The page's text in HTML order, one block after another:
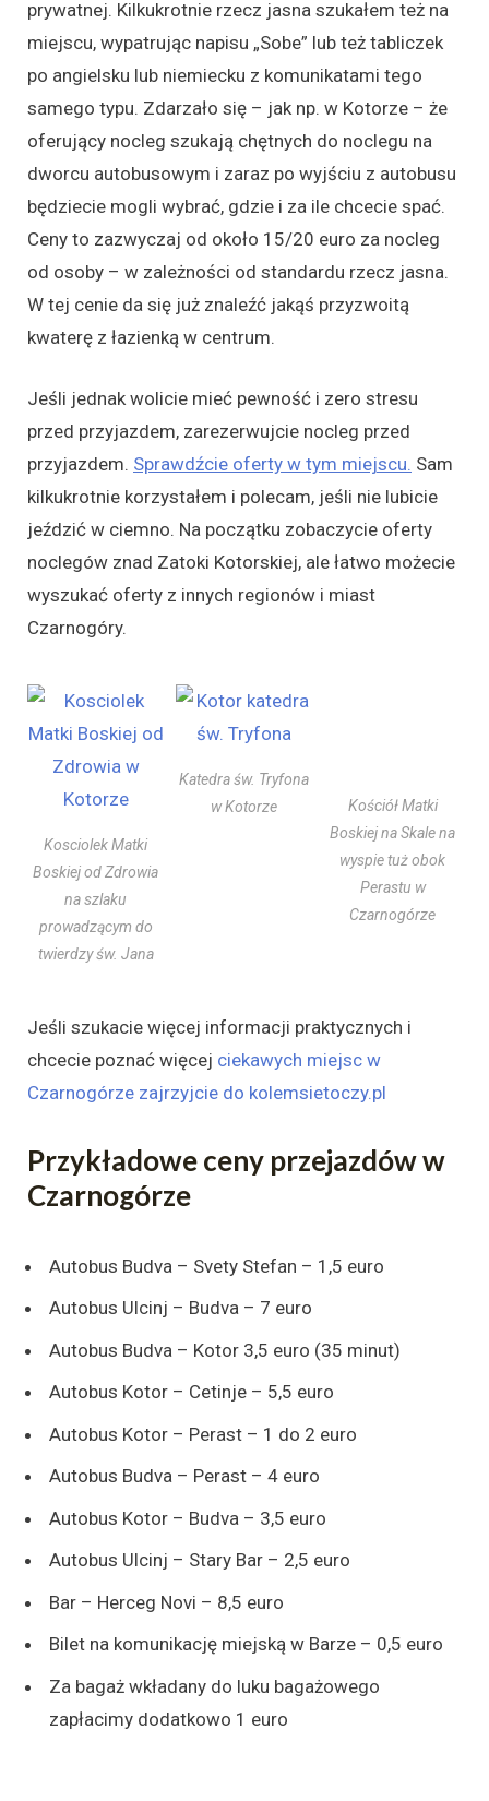
prywatnej. Kilkukrotnie rzecz jasna szukałem też na
miejscu, wypatrując napisu „Sobe” lub też tabliczek
po angielsku lub niemiecku z komunikatami tego
samego typu. Zdarzało się – jak np. w Kotorze – że
oferujący nocleg szukają chętnych do noclegu na
dworcu autobusowym i zaraz po wyjściu z autobusu
będziecie mogli wybrać, gdzie i za ile chcecie spać.
Ceny to zazwyczaj od około 15/20 euro za nocleg
od osoby – w zależności od standardu rzecz jasna.
W tej cenie da się już znaleźć jakąś przyzwoitą
kwaterę z łazienką w centrum.
Jeśli jednak wolicie mieć pewność i zero stresu
przed przyjazdem, zarezerwujcie nocleg przed
przyjazdem. Sprawdźcie oferty w tym miejscu. Sam
kilkukrotnie korzystałem i polecam, jeśli nie lubicie
jeździć w ciemno. Na początku zobaczycie oferty
noclegów znad Zatoki Kotorskiej, ale łatwo możecie
wyszukać oferty z innych regionów i miast
Czarnogóry.
Kosciolek Matki
Boskiej od Zdrowia
na szlaku
prowadzącym do
twierdzy św. Jana
Katedra św. Tryfona
w Kotorze
Kościół Matki
Boskiej na Skale na
wyspie tuż obok
Perastu w
Czarnogórze
Jeśli szukacie więcej informacji praktycznych i
chcecie poznać więcej ciekawych miejsc w
Czarnogórze zajrzyjcie do kolemsietoczy.pl
Przykładowe ceny przejazdów w
Czarnogórze
Autobus Budva – Svety Stefan – 1,5 euro
Autobus Ulcinj – Budva – 7 euro
Autobus Budva – Kotor 3,5 euro (35 minut)
Autobus Kotor – Cetinje – 5,5 euro
Autobus Kotor – Perast – 1 do 2 euro
Autobus Budva – Perast – 4 euro
Autobus Kotor – Budva – 3,5 euro
Autobus Ulcinj – Stary Bar – 2,5 euro
Bar – Herceg Novi – 8,5 euro
Bilet na komunikację miejską w Barze – 0,5 euro
Za bagaż wkładany do luku bagażowego
zapłacimy dodatkowo 1 euro